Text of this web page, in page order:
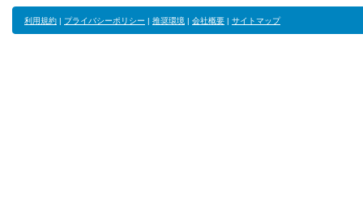
利用規約 | プライバシーポリシー | 推奨環境 | 会社概要 | サイトマップ